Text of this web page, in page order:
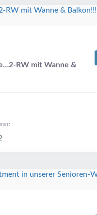
RW mit Wanne &